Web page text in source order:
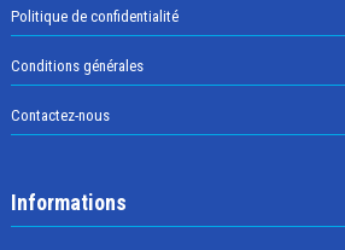
Politique de confidentialité
Conditions générales
Contactez-nous
Informations